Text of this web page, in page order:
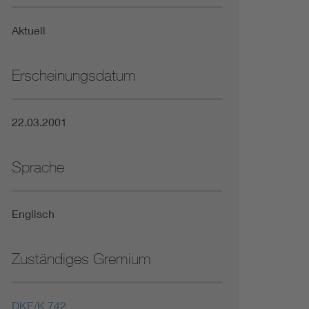
Aktuell
Erscheinungsdatum
22.03.2001
Sprache
Englisch
Zuständiges Gremium
DKE/K 742